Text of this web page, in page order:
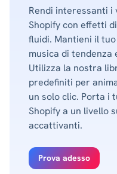
Rendi interessanti
Shopify con effetti
fluidi. Mantieni il
musica di
Utilizza la nostra
predefiniti per
un solo clic. Porta i
Shopify a un livello
accattivanti.
Prova adesso